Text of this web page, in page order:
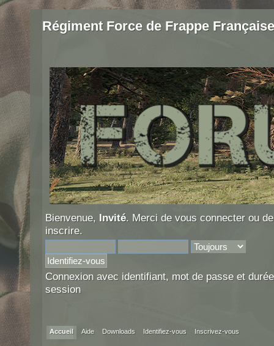
Régiment Force de Frappe Française
Bienvenue, Invité. Merci de vous connecter ou
inscrire.
Connexion avec identifiant, mot de passe et
session
Accueil Aide Downloads Identifiez-vous Inscrivez-vous